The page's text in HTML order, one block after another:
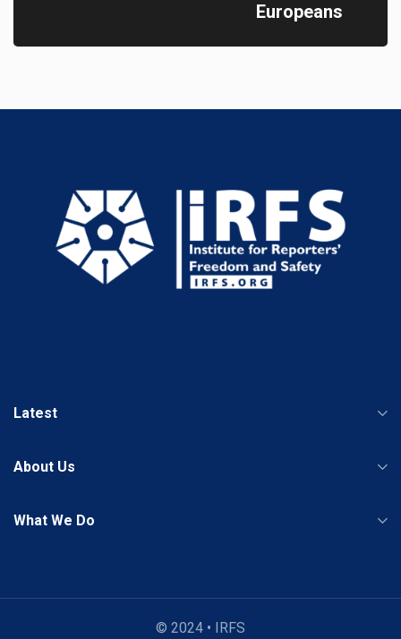
Europeans
Latest
About Us
What We Do
© 2024 • IRFS